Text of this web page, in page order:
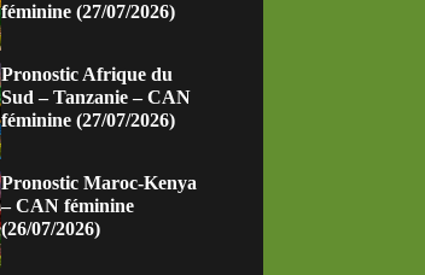
féminine (27/07/2026)
Pronostic Afrique du
Sud – Tanzanie – CAN
féminine (27/07/2026)
Pronostic Maroc-Kenya
– CAN féminine
(26/07/2026)